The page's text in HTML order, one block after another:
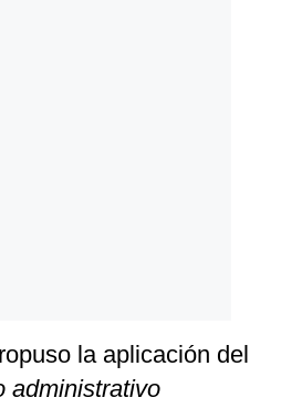
la aplicación del
administrativo